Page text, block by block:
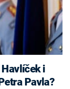
Pavla?